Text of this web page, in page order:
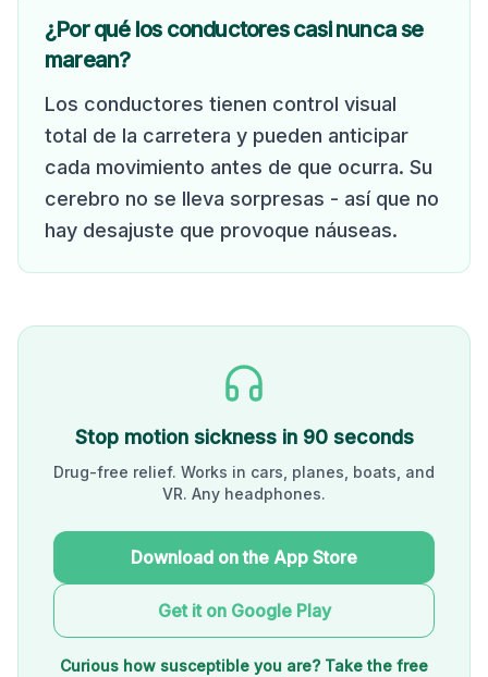
¿Por qué los conductores casi nunca se
marean?
Los conductores tienen control visual
total de la carretera y pueden anticipar
cada movimiento antes de que ocurra. Su
cerebro no se lleva sorpresas - así que no
hay desajuste que provoque náuseas.
Stop motion sickness in 90 seconds
Drug-free relief. Works in cars, planes, boats, and
VR. Any headphones.
Download on the App Store
Get it on Google Play
Curious how susceptible you are? Take the free